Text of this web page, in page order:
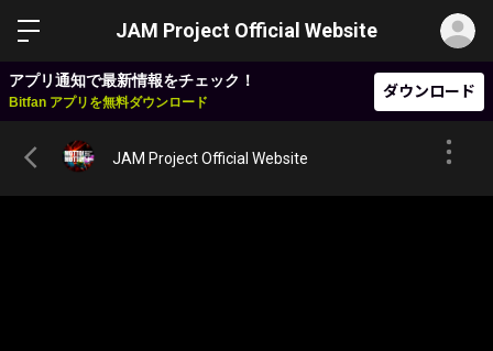
JAM Project Official Website
アプリ通知で最新情報をチェック！
Bitfan アプリを無料ダウンロード
ダウンロード
JAM Project Official Website